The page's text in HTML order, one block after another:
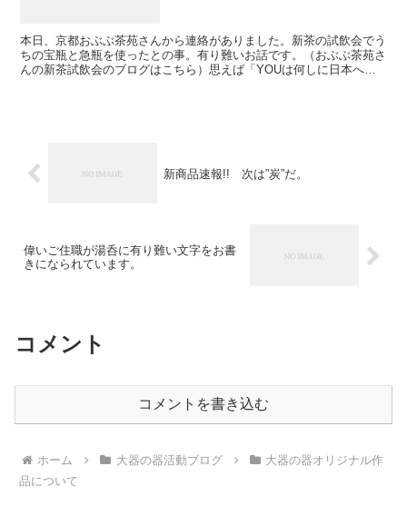
本日、京都おぶぶ茶苑さんから連絡がありました。新茶の試飲会でう
ちの宝瓶と急瓶を使ったとの事。有り難いお話です。（おぶぶ茶苑さ
んの新茶試飲会のブログはこちら）思えば「YOUは何しに日本へ～
新商品速報!! 次は”炭”だ。
偉いご住職が湯呑に有り難い文字をお書
きになられています。
コメント
コメントを書き込む
ホーム 大器の器活動ブログ
大器の器オリジナル作
品について